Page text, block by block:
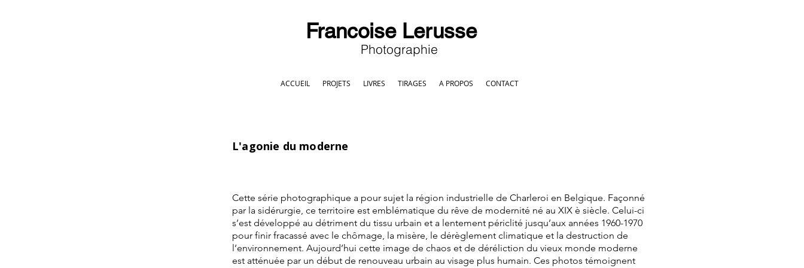
Francoise Lerusse
Photographie
ACCUEIL PROJETS LIVRES TIRAGES A PROPOS CONTACT
L'agonie du moderne
Cette série photographique a pour sujet la région industrielle de Charleroi en Belgique. Façonné
par la sidérurgie, ce territoire est emblématique du rêve de modernité né au XIX è siècle. Celui-ci
s’est développé au détriment du tissu urbain et a lentement périclité jusqu’aux années 1960-1970
pour finir fracassé avec le chômage, la misère, le dérèglement climatique et la destruction de
l’environnement. Aujourd’hui cette image de chaos et de déréliction du vieux monde moderne
est atténuée par un début de renouveau urbain au visage plus humain. Ces photos témoignent